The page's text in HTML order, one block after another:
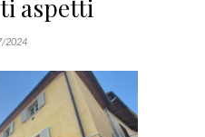
aspetti
2024